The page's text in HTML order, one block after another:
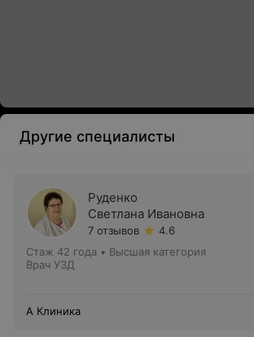
Другие специалисты
Руденко
Светлана Ивановна
7 отзывов
4.6
Стаж 42 года • Высшая категория
Врач УЗД
А Клиника